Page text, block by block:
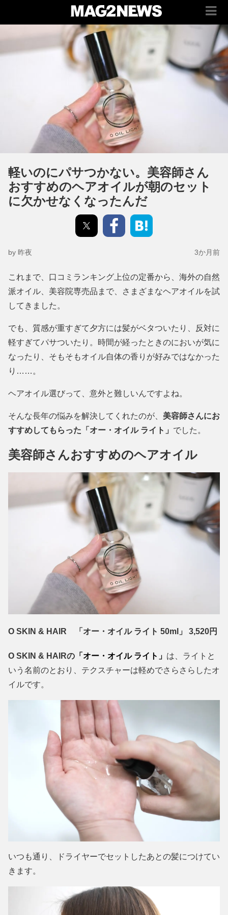
軽いのにパサつかない。美容師さん
おすすめのヘアオイルが朝のセット
に欠かせなくなったんだ
by 昨夜 3か月前
これまで、口コミランキング上位の定番から、海外の自然
派オイル、美容院専売品まで、さまざまなヘアオイルを試
してきました。
でも、質感が重すぎて夕方には髪がベタついたり、反対に
軽すぎてパサついたり。時間が経ったときのにおいが気に
なったり、そもそもオイル自体の香りが好みではなかった
り……。
ヘアオイル選びって、意外と難しいんですよね。
そんな長年の悩みを解決してくれたのが、 美容師さんにお
すすめしてもらった「オー・オイル ライト」 でした。
美容師さんおすすめのヘアオイル
O SKIN & HAIR 「オー・オイル ライト 50ml」 3,520円
O SKIN & HAIRの 「オー・オイル ライト」 は、ライトと
いう名前のとおり、テクスチャーは軽めでさらさらしたオ
イルです。
いつも通り、ドライヤーでセットしたあとの髪につけてい
きます。